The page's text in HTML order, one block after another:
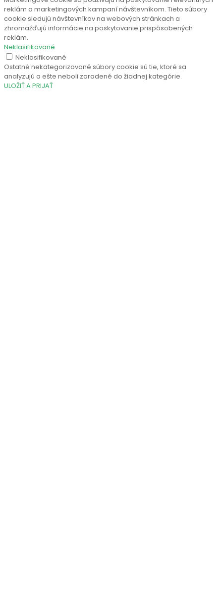
reklám a marketingových kampaní návštevníkom. Tieto súbory
cookie sledujú návštevníkov na webových stránkach a
zhromažďujú informácie na poskytovanie prispôsobených
reklám.
Neklasifikované
Neklasifikované
Ostatné nekategorizované súbory cookie sú tie, ktoré sa
analyzujú a ešte neboli zaradené do žiadnej kategórie.
ULOŽIŤ A PRIJAŤ